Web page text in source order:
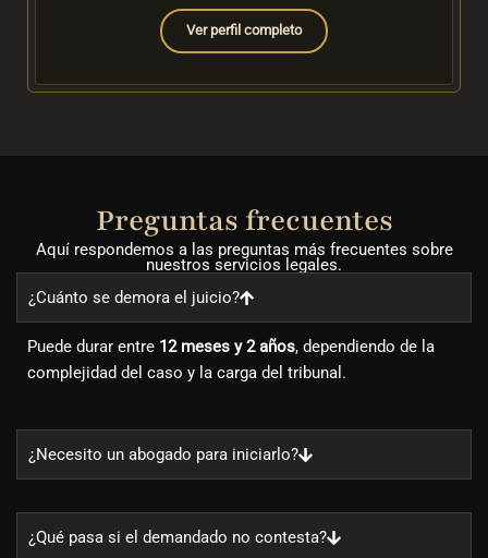
Ver perfil completo
Preguntas frecuentes
Aquí respondemos a las preguntas más frecuentes sobre
nuestros servicios legales.
¿Cuánto se demora el juicio?
Puede durar entre 12 meses y 2 años, dependiendo de la
complejidad del caso y la carga del tribunal.
¿Necesito un abogado para iniciarlo?
¿Qué pasa si el demandado no contesta?